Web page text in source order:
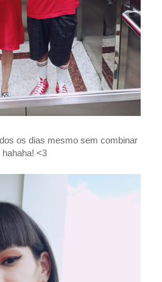
os dias mesmo sem combinar
hahaha! <3